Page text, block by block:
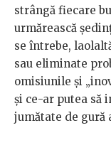
strângă fiecare
urmărească
se întrebe,
sau eliminate
omisiunile și
și ce-ar putea să
jumătate de gură